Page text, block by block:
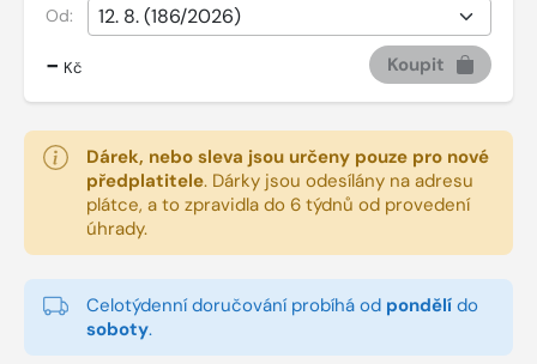
Od:
- Kč Koupit
Dárek, nebo sleva jsou určeny pouze pro nové
předplatitele. Dárky jsou odesílány na adresu
plátce, a to zpravidla do 6 týdnů od provedení
úhrady.
Celotýdenní doručování probíhá od pondělí do
soboty.